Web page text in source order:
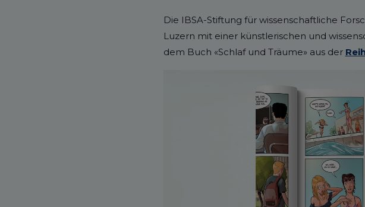
Die IBSA-Stiftung für wissenschaftliche
Luzern mit einer künstlerischen und
dem Buch «Schlaf und Träume» aus der